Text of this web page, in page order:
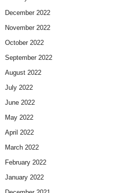
December 2022
November 2022
October 2022
September 2022
August 2022
July 2022
June 2022
May 2022
April 2022
March 2022
February 2022
January 2022